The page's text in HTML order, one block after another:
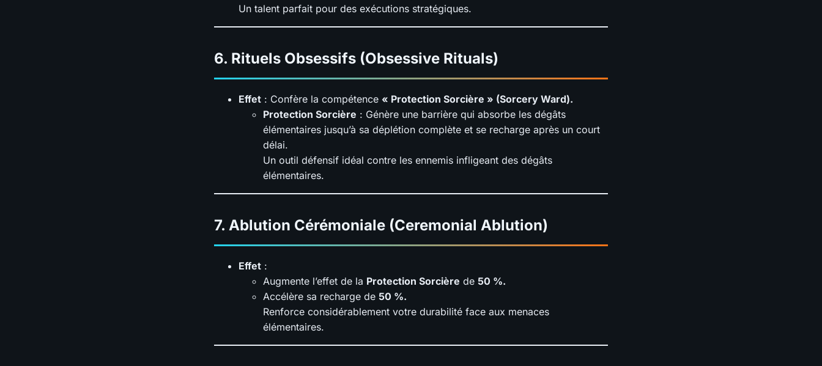
Un talent parfait pour des exécutions stratégiques.
6. Rituels Obsessifs (Obsessive Rituals)
Effet : Confère la compétence « Protection Sorcière » (Sorcery Ward).
Protection Sorcière : Génère une barrière qui absorbe les dégâts
élémentaires jusqu’à sa déplétion complète et se recharge après un court
délai.
Un outil défensif idéal contre les ennemis infligeant des dégâts
élémentaires.
7. Ablution Cérémoniale (Ceremonial Ablution)
Effet :
Augmente l’effet de la Protection Sorcière de 50 %.
Accélère sa recharge de 50 %.
Renforce considérablement votre durabilité face aux menaces
élémentaires.